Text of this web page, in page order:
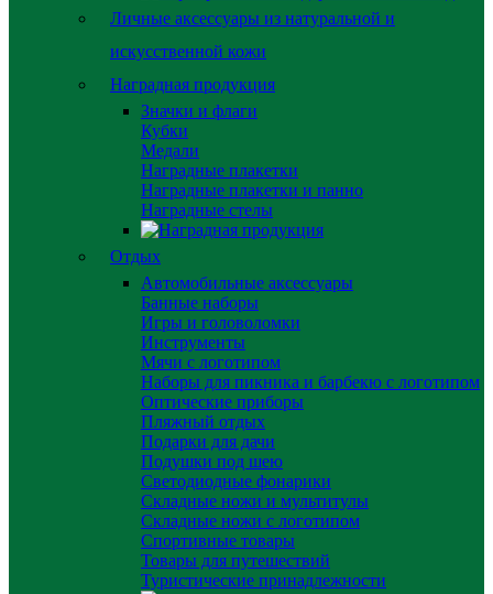
Личные аксессуары из натуральной и
искусственной кожи
Наградная продукция
Значки и флаги
Кубки
Медали
Наградные плакетки
Наградные плакетки и панно
Наградные стелы
Отдых
Автомобильные аксессуары
Банные наборы
Игры и головоломки
Инструменты
Мячи с логотипом
Наборы для пикника и барбекю с логотипом
Оптические приборы
Пляжный отдых
Подарки для дачи
Подушки под шею
Светодиодные фонарики
Складные ножи и мультитулы
Складные ножи с логотипом
Спортивные товары
Товары для путешествий
Туристические принадлежности